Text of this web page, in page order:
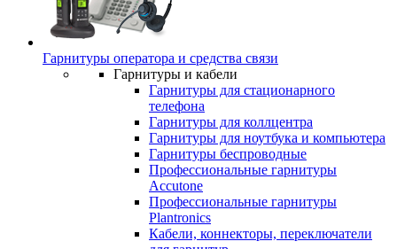
Гарнитуры оператора и средства связи
Гарнитуры и кабели
Гарнитуры для стационарного
телефона
Гарнитуры для коллцентра
Гарнитуры для ноутбука и компьютера
Гарнитуры беспроводные
Профессиональные гарнитуры
Accutone
Профессиональные гарнитуры
Plantronics
Кабели, коннекторы, переключатели